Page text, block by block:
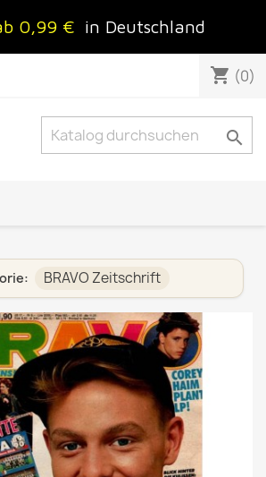
0,99 € in Deutschland
shopping_cart (0)

BRAVO Zeitschrift